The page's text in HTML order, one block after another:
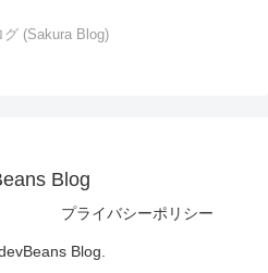
グ (Sakura Blog)
Blog
プライバシーポリシー
Blog.